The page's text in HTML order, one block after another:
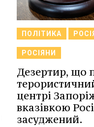
ПОЛІТИКА
РОСІЯНИ
Дезертир, що
центрі
вказівкою
засуджений.